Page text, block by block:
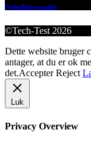
Nyhedsbrevsarkiv
©Tech-Test 2026
Dette website bruger
antager, at du er ok
det.Accepter Reject
Luk
Privacy Overview